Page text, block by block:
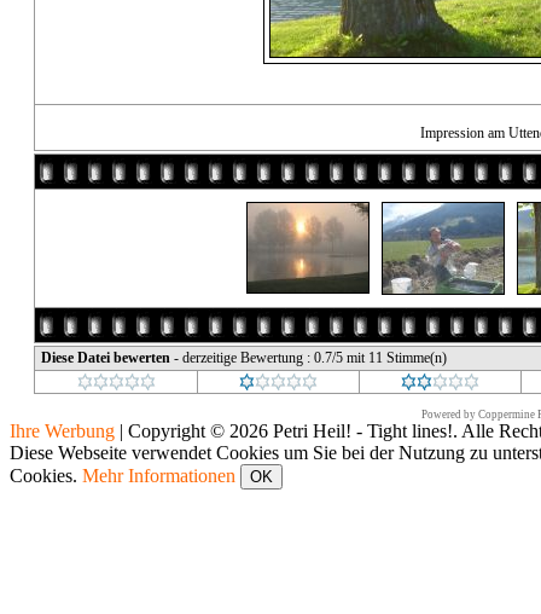
Impression am
Diese Datei bewerten - derzeitige Bewertung : 0.7/5 mit 11 Stimme(n)
Powered by Coppermine
Ihre Werbung | Copyright © 2026 Petri Heil! - Tight lines!. Alle
Diese Webseite verwendet Cookies um Sie bei der Nutzung zu
Cookies. Mehr Informationen OK